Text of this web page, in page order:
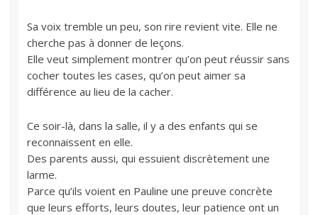
Sa voix tremble un peu, son rire revient vite. Elle ne
cherche pas à donner de leçons.
Elle veut simplement montrer qu’on peut réussir sans
cocher toutes les cases, qu’on peut aimer sa
différence au lieu de la cacher.
Ce soir-là, dans la salle, il y a des enfants qui se
reconnaissent en elle.
Des parents aussi, qui essuient discrètement une
larme.
Parce qu’ils voient en Pauline une preuve concrète
que leurs efforts, leurs doutes, leur patience ont un